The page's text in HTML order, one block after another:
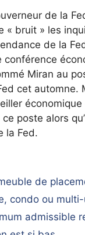
de la
« bruit » les
de la
conférence
Miran au
cet automne.
économique
poste alors
la Fed.
de
condo ou
admissible